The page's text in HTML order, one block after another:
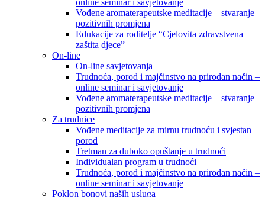
online seminar i savjetovanje
Vođene aromaterapeutske meditacije – stvaranje
pozitivnih promjena
Edukacije za roditelje “Cjelovita zdravstvena
zaštita djece”
On-line
On-line savjetovanja
Trudnoća, porod i majčinstvo na prirodan način –
online seminar i savjetovanje
Vođene aromaterapeutske meditacije – stvaranje
pozitivnih promjena
Za trudnice
Vođene meditacije za mirnu trudnoću i svjestan
porod
Tretman za duboko opuštanje u trudnoći
Individualan program u trudnoći
Trudnoća, porod i majčinstvo na prirodan način –
online seminar i savjetovanje
Poklon bonovi naših usluga